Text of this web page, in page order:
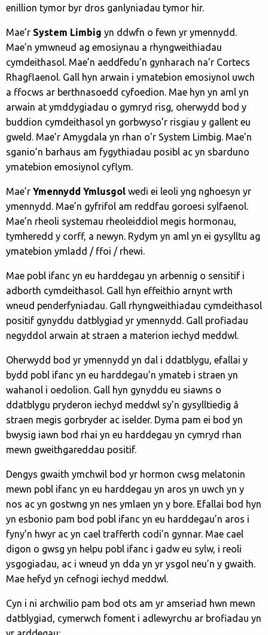
enillion tymor byr dros ganlyniadau tymor hir.
Mae’r System Limbig yn ddwfn o fewn yr ymennydd.
Mae’n ymwneud ag emosiynau a rhyngweithiadau
cymdeithasol. Mae’n aeddfedu’n gynharach na’r Cortecs
Rhagflaenol. Gall hyn arwain i ymatebion emosiynol uwch
a ffocws ar berthnasoedd cyfoedion. Mae hyn yn aml yn
arwain at ymddygiadau o gymryd risg, oherwydd bod y
buddion cymdeithasol yn gorbwyso’r risgiau y gallent eu
gweld. Mae’r Amygdala yn rhan o’r System Limbig. Mae’n
sganio’n barhaus am fygythiadau posibl ac yn sbarduno
ymatebion emosiynol cyflym.
Mae’r Ymennydd Ymlusgol wedi ei leoli yng nghoesyn yr
ymennydd. Mae’n gyfrifol am reddfau goroesi sylfaenol.
Mae’n rheoli systemau rheoleiddiol megis hormonau,
tymheredd y corff, a newyn. Rydym yn aml yn ei gysylltu ag
ymatebion ymladd / ffoi / rhewi.
Mae pobl ifanc yn eu harddegau yn arbennig o sensitif i
adborth cymdeithasol. Gall hyn effeithio arnynt wrth
wneud penderfyniadau. Gall rhyngweithiadau cymdeithasol
positif gynyddu datblygiad yr ymennydd. Gall profiadau
negyddol arwain at straen a materion iechyd meddwl.
Oherwydd bod yr ymennydd yn dal i ddatblygu, efallai y
bydd pobl ifanc yn eu harddegau’n ymateb i straen yn
wahanol i oedolion. Gall hyn gynyddu eu siawns o
ddatblygu pryderon iechyd meddwl sy’n gysylltiedig â
straen megis gorbryder ac iselder. Dyma pam ei bod yn
bwysig iawn bod rhai yn eu harddegau yn cymryd rhan
mewn gweithgareddau positif.
Dengys gwaith ymchwil bod yr hormon cwsg melatonin
mewn pobl ifanc yn eu harddegau yn aros yn uwch yn y
nos ac yn gostwng yn nes ymlaen yn y bore. Efallai bod hyn
yn esbonio pam bod pobl ifanc yn eu harddegau’n aros i
fyny’n hwyr ac yn cael trafferth codi’n gynnar. Mae cael
digon o gwsg yn helpu pobl ifanc i gadw eu sylw, i reoli
ysgogiadau, ac i wneud yn dda yn yr ysgol neu’n y gwaith.
Mae hefyd yn cefnogi iechyd meddwl.
Cyn i ni archwilio pam bod ots am yr amseriad hwn mewn
datblygiad, cymerwch foment i adlewyrchu ar brofiadau yn